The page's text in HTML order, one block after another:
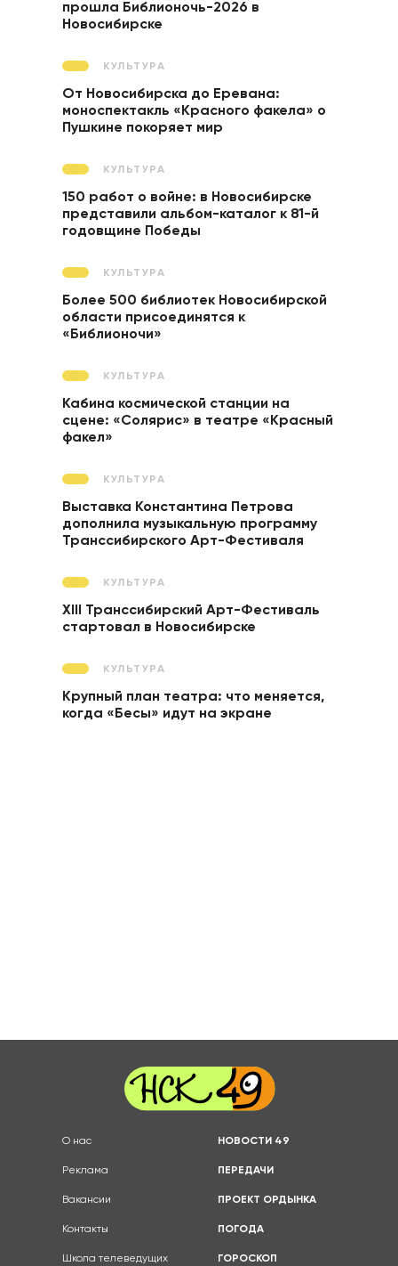
прошла Библионочь-2026 в
Новосибирске
КУЛЬТУРА
От Новосибирска до Еревана:
моноспектакль «Красного факела» о
Пушкине покоряет мир
КУЛЬТУРА
150 работ о войне: в Новосибирске
представили альбом-каталог к 81-й
годовщине Победы
КУЛЬТУРА
Более 500 библиотек Новосибирской
области присоединятся к
«Библионочи»
КУЛЬТУРА
Кабина космической станции на
сцене: «Солярис» в театре «Красный
факел»
КУЛЬТУРА
Выставка Константина Петрова
дополнила музыкальную программу
Транссибирского Арт-Фестиваля
КУЛЬТУРА
XIII Транссибирский Арт-Фестиваль
стартовал в Новосибирске
КУЛЬТУРА
Крупный план театра: что меняется,
когда «Бесы» идут на экране
О нас
Реклама
Вакансии
Контакты
Школа телеведущих
НОВОСТИ 49
ПЕРЕДАЧИ
ПРОЕКТ ОРДЫНКА
ПОГОДА
ГОРОСКОП